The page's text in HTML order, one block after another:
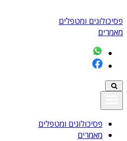
פסיכולוגים ומטפלים
מאמרים
פסיכולוגים ומטפלים
מאמרים